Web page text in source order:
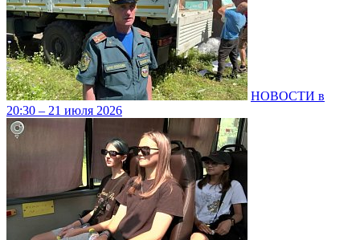
НОВОСТИ в
20:30 – 21 июля 2026